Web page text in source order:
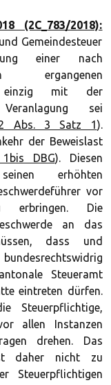
(2C_783/2018):
Gemeindesteuer
einer nach
ergangenen
einzig mit der
sei
Abs. 3 Satz 1).
der Beweislast
DBG). Diesen
erhöhten
vor
erbringen. Die
an das
dass und
Steueramt
eintreten dürfen.
Steuerpflichtige,
allen Instanzen
drehen. Das
daher nicht zu
Steuerpflichtigen